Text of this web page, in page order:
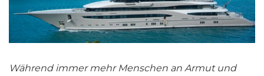
Während immer mehr Menschen an Armut und